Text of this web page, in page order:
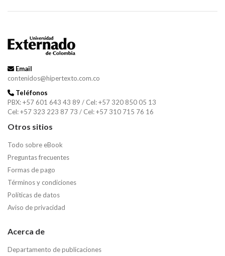
Email
contenidos@hipertexto.com.co
Teléfonos
PBX: +57 601 643 43 89 / Cel: +57 320 850 05 13
Cel: +57 323 223 87 73 / Cel: +57 310 715 76 16
Otros sitios
Todo sobre eBook
Preguntas frecuentes
Formas de pago
Términos y condiciones
Políticas de datos
Aviso de privacidad
Acerca de
Departamento de publicaciones